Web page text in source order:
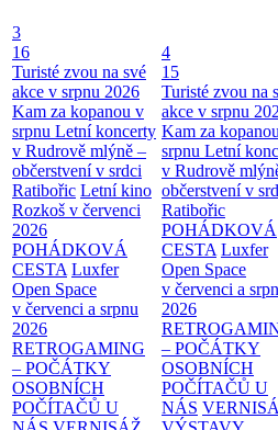
3
16
Turisté zvou na své
akce v srpnu 2026
Kam za kopanou v
srpnu Letní koncerty
v Rudrově mlýně –
občerstvení v srdci
Ratibořic Letní kino
Rozkoš v červenci
2026
POHÁDKOVÁ
CESTA Luxfer
Open Space
v červenci a srpnu
2026
RETROGAMING
– POČÁTKY
OSOBNÍCH
POČÍTAČŮ U
4
15
Turisté zvou na
akce v srpnu
Kam za
srpnu Letní
v Rudrově
občerstvení v
Ratibořic
POHÁDKOVÁ
CESTA Luxfer
Open Space
v červenci a
2026
– POČÁTKY
OSOBNÍCH
POČÍTAČŮ U
NÁS